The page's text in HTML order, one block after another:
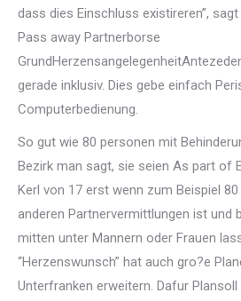
dass dies Einschluss existireren”,
Pass away Partnerborse
gerade inklusiv. Dies gebe einfach
Computerbedienung.
So gut wie 80 personen mit
Bezirk man sagt, sie seien As part of
Kerl von 17 erst wenn zum Beispiel
anderen Partnervermittlungen ist und
mitten unter Mannern oder Frauen
“Herzenswunsch” hat auch gro?e
Unterfranken erweitern. Dafur